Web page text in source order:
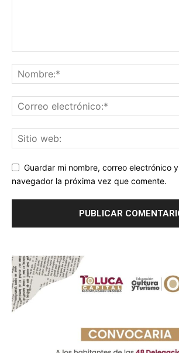
Guardar mi nombre, correo electrónico
navegador la próxima vez que comente.